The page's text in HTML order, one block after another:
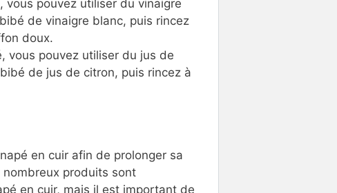
vous pouvez utiliser du vinaigre
de vinaigre blanc, puis rincez
doux.
vous pouvez utiliser du jus de
de jus de citron, puis rincez à
en cuir afin de prolonger sa
produits sont
en cuir, mais il est important de